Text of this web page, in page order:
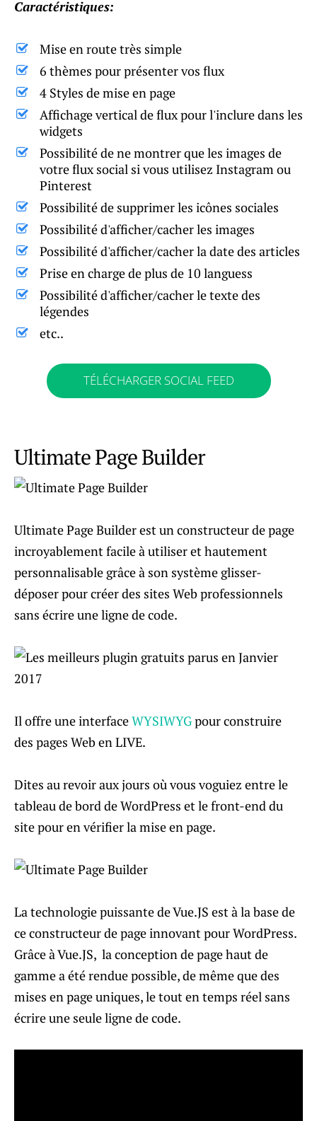
Caractéristiques:
Mise en route très simple
6 thèmes pour présenter vos flux
4 Styles de mise en page
Affichage vertical de flux pour l'inclure dans les
widgets
Possibilité de ne montrer que les images de
votre flux social si vous utilisez Instagram ou
Pinterest
Possibilité de supprimer les icônes sociales
Possibilité d'afficher/cacher les images
Possibilité d'afficher/cacher la date des articles
Prise en charge de plus de 10 languess
Possibilité d'afficher/cacher le texte des
légendes
etc..
TÉLÉCHARGER SOCIAL FEED
Ultimate Page Builder
Ultimate Page Builder est un constructeur de page
incroyablement facile à utiliser et hautement
personnalisable grâce à son système glisser-
déposer pour créer des sites Web professionnels
sans écrire une ligne de code.
Il offre une interfaceWYSIWYGpour construire
des pages Web en LIVE.
Dites au revoir aux jours où vous voguiez entre le
tableau de bord de WordPress et le front-end du
site pour en vérifier la mise en page.
La technologie puissante de Vue.JS est à la base de
ce constructeur de page innovant pour WordPress.
Grâce à Vue.JS, la conception de page haut de
gamme a été rendue possible, de même que des
mises en page uniques, le tout en temps réel sans
écrire une seule ligne de code.